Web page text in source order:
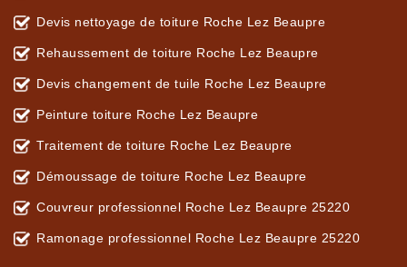
Devis nettoyage de toiture Roche Lez Beaupre
Rehaussement de toiture Roche Lez Beaupre
Devis changement de tuile Roche Lez Beaupre
Peinture toiture Roche Lez Beaupre
Traitement de toiture Roche Lez Beaupre
Démoussage de toiture Roche Lez Beaupre
Couvreur professionnel Roche Lez Beaupre 25220
Ramonage professionnel Roche Lez Beaupre 25220